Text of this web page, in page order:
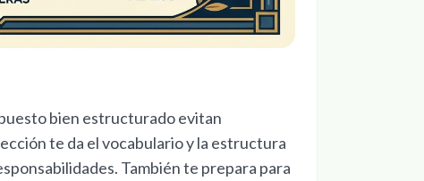
bien estructurado evitan
te da el vocabulario y la estructura
También te prepara para